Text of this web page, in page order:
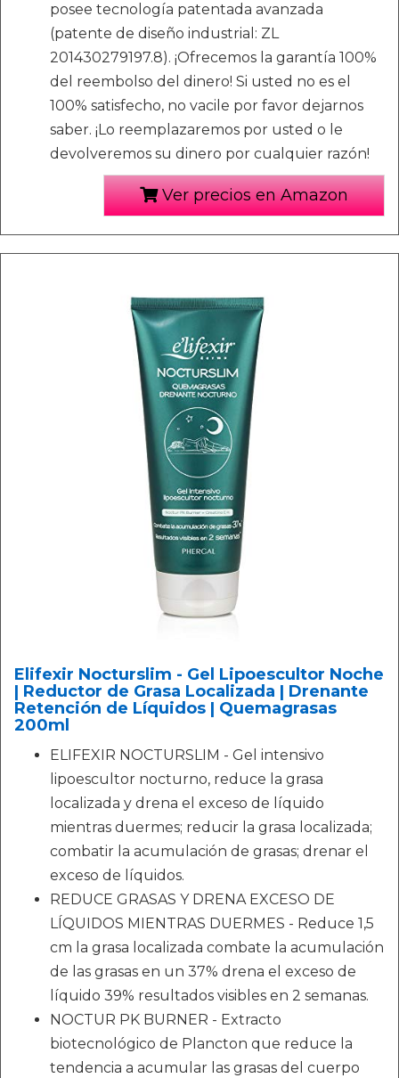
posee tecnología patentada avanzada
(patente de diseño industrial: ZL
201430279197.8). ¡Ofrecemos la garantía 100%
del reembolso del dinero! Si usted no es el
100% satisfecho, no vacile por favor dejarnos
saber. ¡Lo reemplazaremos por usted o le
devolveremos su dinero por cualquier razón!
Ver precios en Amazon
Elifexir Nocturslim - Gel Lipoescultor Noche
| Reductor de Grasa Localizada | Drenante
Retención de Líquidos | Quemagrasas
200ml
ELIFEXIR NOCTURSLIM - Gel intensivo
lipoescultor nocturno, reduce la grasa
localizada y drena el exceso de líquido
mientras duermes; reducir la grasa localizada;
combatir la acumulación de grasas; drenar el
exceso de líquidos.
REDUCE GRASAS Y DRENA EXCESO DE
LÍQUIDOS MIENTRAS DUERMES - Reduce 1,5
cm la grasa localizada combate la acumulación
de las grasas en un 37% drena el exceso de
líquido 39% resultados visibles en 2 semanas.
NOCTUR PK BURNER - Extracto
biotecnológico de Plancton que reduce la
tendencia a acumular las grasas del cuerpo